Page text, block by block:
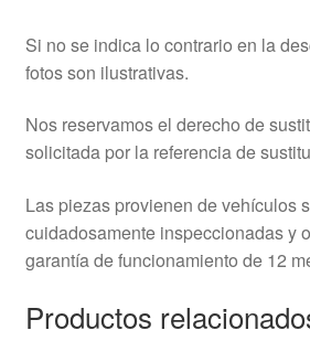
Si no se indica lo contrario en la
fotos son ilustrativas.
Nos reservamos el derecho de
solicitada por la referencia de
Las piezas provienen de vehículos
cuidadosamente inspeccionadas y
garantía de funcionamiento de 12
Productos